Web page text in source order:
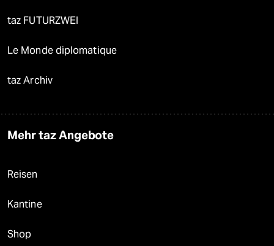
taz FUTURZWEI
Le Monde diplomatique
taz Archiv
Mehr taz Angebote
Reisen
Kantine
Shop